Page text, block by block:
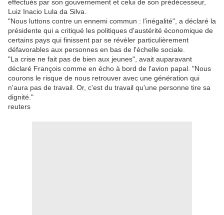
effectués par son gouvernement et celui de son prédécesseur,
Luiz Inacio Lula da Silva.
"Nous luttons contre un ennemi commun : l'inégalité", a déclaré la
présidente qui a critiqué les politiques d'austérité économique de
certains pays qui finissent par se révéler particulièrement
défavorables aux personnes en bas de l'échelle sociale.
"La crise ne fait pas de bien aux jeunes", avait auparavant
déclaré François comme en écho à bord de l'avion papal. "Nous
courons le risque de nous retrouver avec une génération qui
n'aura pas de travail. Or, c'est du travail qu'une personne tire sa
dignité."
reuters